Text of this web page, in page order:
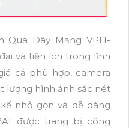
Qua Dây Mạng VPH-
và tiện ích trong lĩnh
cả phù hợp, camera
lượng hình ảnh sắc nét
nhỏ gọn và dễ dàng
được trang bị công